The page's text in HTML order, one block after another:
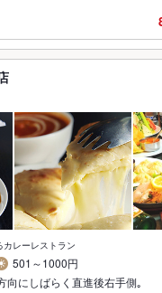
レーレストラン
501～1000円
向にしばらく直進後右手側｡